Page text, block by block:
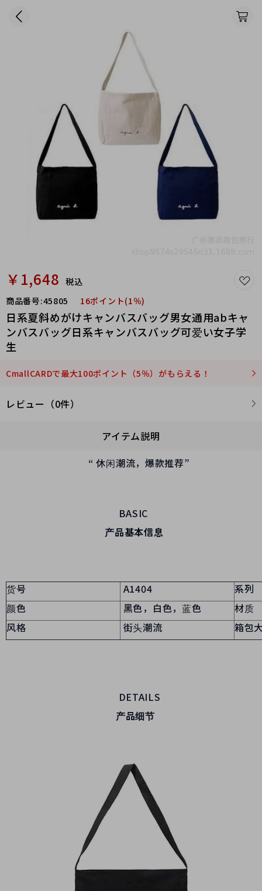
￥1,648 税込
商品番号:45805 16ポイント(1％)
日系夏斜めがけキャンバスバッグ男女通用abキャ
ンバスバッグ日系キャンバスバッグ可爱い女子学
生
CmallCARDで最大100ポイント（5％）がもらえる！
レビュー（0件）
アイテム説明
“休闲潮流，爆款推荐”
BASIC
产品基本信息
货号 A1404
系列
颜色
黑色，白色，蓝色
材质
风格
街头潮流 箱包
DETAILS
产品细节